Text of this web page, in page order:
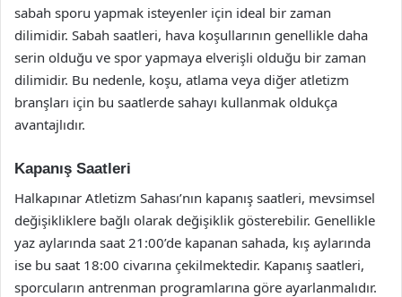
sabah sporu yapmak isteyenler için ideal bir zaman
dilimidir. Sabah saatleri, hava koşullarının genellikle daha
serin olduğu ve spor yapmaya elverişli olduğu bir zaman
dilimidir. Bu nedenle, koşu, atlama veya diğer atletizm
branşları için bu saatlerde sahayı kullanmak oldukça
avantajlıdır.
Kapanış Saatleri
Halkapınar Atletizm Sahası’nın kapanış saatleri, mevsimsel
değişikliklere bağlı olarak değişiklik gösterebilir. Genellikle
yaz aylarında saat 21:00’de kapanan sahada, kış aylarında
ise bu saat 18:00 civarına çekilmektedir. Kapanış saatleri,
sporcuların antrenman programlarına göre ayarlanmalıdır.